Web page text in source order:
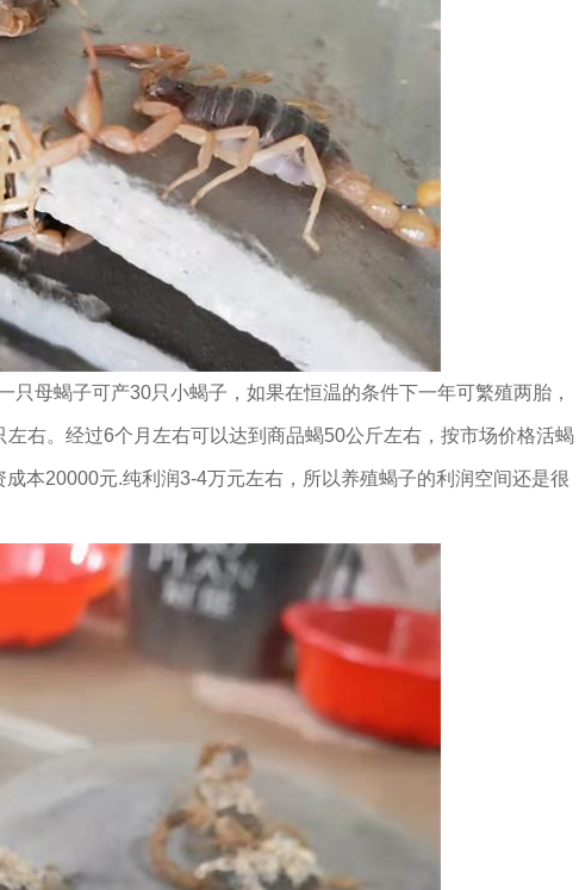
蝎子可产30只小蝎子，如果在恒温的条件下一年可繁殖两胎，
右。经过6个月左右可以达到商品蝎50公斤左右，按市场价格活蝎
本20000元.纯利润3-4万元左右，所以养殖蝎子的利润空间还是很